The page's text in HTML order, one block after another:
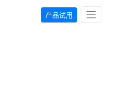
产品试用